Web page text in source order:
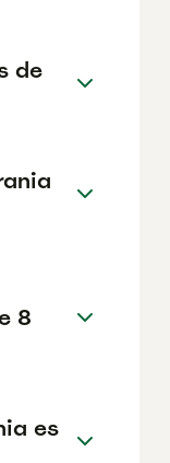
de
8
es